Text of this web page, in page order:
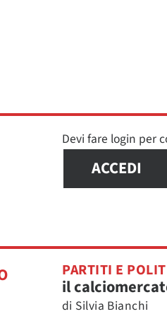
Devi fare login per
ACCEDI
PARTITI E
il
di Silvia Bianchi